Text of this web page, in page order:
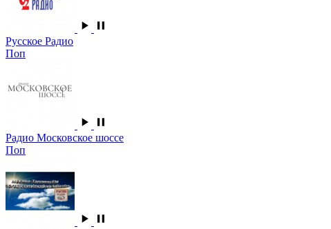
Русское Радио
Поп
Радио Московское шоссе
Поп